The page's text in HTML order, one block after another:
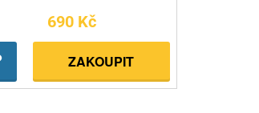
690 Kč
ZAKOUPIT